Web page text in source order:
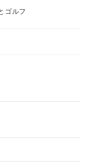
ゴルフ